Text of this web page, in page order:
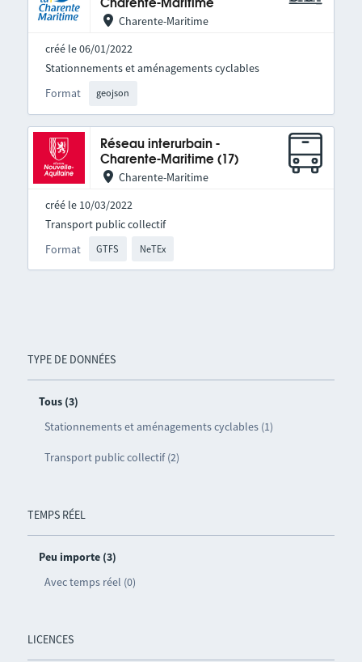
TYPE DE DONNÉES
Tous (3)
Stationnements et aménagements cyclables (1)
Transport public collectif (2)
TEMPS RÉEL
Peu importe (3)
Avec temps réel (0)
LICENCES
Charente-Maritime
Charente-Maritime
créé le 06/01/2022
Format geojson
Stationnements et aménagements cyclables
Réseau interurbain -
Charente-Maritime (17)
Charente-Maritime
créé le 10/03/2022
Format GTFS NeTEx
Transport public collectif